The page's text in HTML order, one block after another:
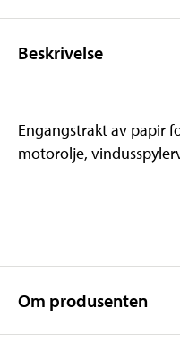
Beskrivelse
Engangstrakt av papir
motorolje,
Om produsenten